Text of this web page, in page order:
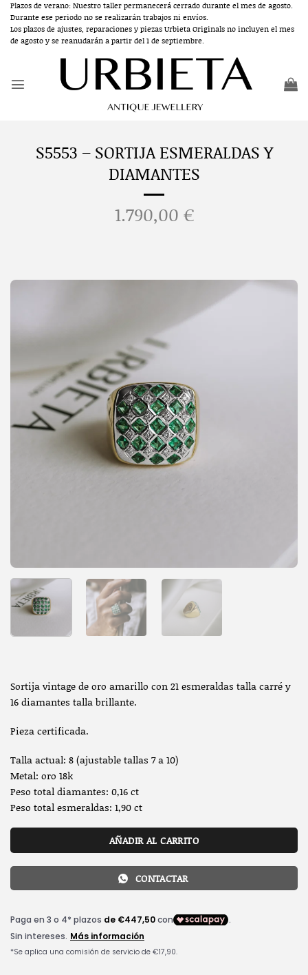
Saltar
contenido
Plazos de verano: Nuestro taller permanecerá cerrado durante el mes de agosto.
Durante ese periodo no se realizarán trabajos ni envíos.
Los plazos de ajustes, reparaciones y piezas Urbieta Originals no incluyen el mes
de agosto y se reanudarán a partir del 1 de septiembre.
S5553 – SORTIJA ESMERALDAS Y
DIAMANTES
1.790,00 €
Sortija vintage de oro amarillo con 21 esmeraldas talla carré y
16 diamantes talla brillante.
Pieza certificada.
Talla actual: 8 (ajustable tallas 7 a 10)
Metal: oro 18k
Peso total diamantes: 0,16 ct
Peso total esmeraldas: 1,90 ct
AÑADIR AL CARRITO
CONTACTAR